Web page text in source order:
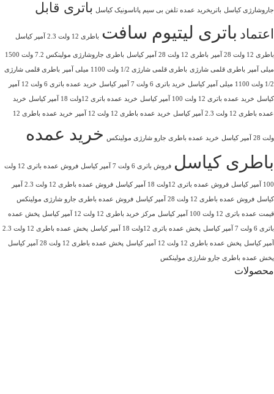
جاروشارژی کیاسل باتریخرید عمده تلفن بی سیم پاناسونیک کیاسل باتری قابل
اعتماد باتری لیتیوم سافت باطری 12 ولت 2.3 آمپر کیاسل
باطری 12 ولت 28 آمپر باطری 12 ولت 28 آمپر کیاسل باطری جاروشارژی مولینکس 7.2 ولت 1500
میلی آمپر باطری قلمی شارژی باطری قلمی شارژی 1/2 ولت 1100 میلی آمپر باطری قلمی شارژی
1/2 ولت 1100 میلی آمپر کیاسل خرید باتری 6 ولت 7 آمپر کیاسل خرید عمده باتری 6 ولت 12 آمپر
کیاسل خرید عمده باتری 12 ولت 100 آمپر کیاسل خرید عمده باتری 12ولت 18 آمپر کیاسل خرید
عمده باطری 12 ولت 2.3 آمپر کیاسل خرید عمده باطری 12 ولت 12 آمپر خرید عمده باطری 12
ولت 28 آمپر کیاسل خرید عمده باطری جارو شارژی مولینکس
خرید عمده
باطری کیاسل فروش باتری 6 ولت 7 آمپر کیاسل فروش عمده باتری 12 ولت
100 آمپر کیاسل فروش عمده باتری 12ولت 18 آمپر کیاسل فروش عمده باطری 12 ولت 2.3 آمپر
کیاسل فروش عمده باطری 12 ولت 28 آمپر کیاسل فروش عمده باطری جارو شارژی مولینکس
قیمت عمده باتری 12 ولت 100 آمپر کیاسل مرکز خرید باطری 12 ولت 12 آمپر کیاسل پخش عمده
باتری 6 ولت 7 آمپر کیاسل پخش عمده باتری 12ولت 18 آمپر کیاسل پخش عمده باطری 12 ولت 2.3
آمپر کیاسل پخش عمده باطری 12 ولت 12 آمپر کیاسل پخش عمده باطری 12 ولت 28 آمپر کیاسل
پخش عمده باطری جارو شارژی مولینکس
محصولات